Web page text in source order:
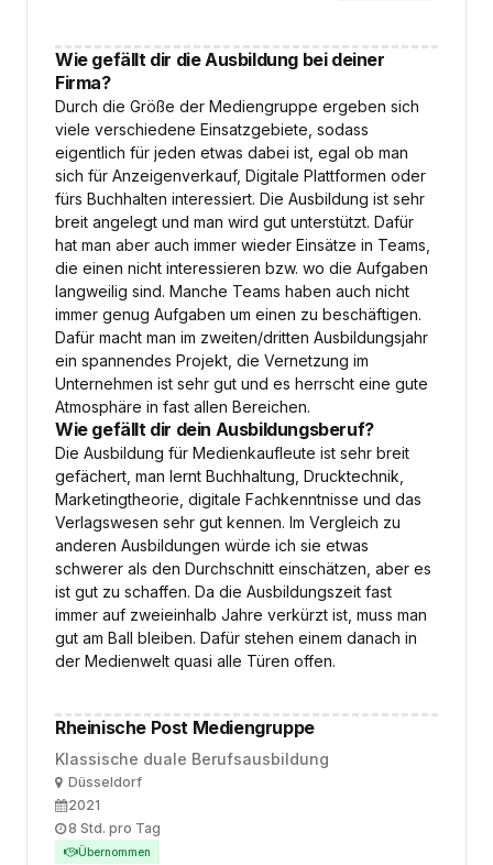
Wie gefällt dir die Ausbildung bei deiner
Firma?
Durch die Größe der Mediengruppe ergeben sich
viele verschiedene Einsatzgebiete, sodass
eigentlich für jeden etwas dabei ist, egal ob man
sich für Anzeigenverkauf, Digitale Plattformen oder
fürs Buchhalten interessiert. Die Ausbildung ist sehr
breit angelegt und man wird gut unterstützt. Dafür
hat man aber auch immer wieder Einsätze in Teams,
die einen nicht interessieren bzw. wo die Aufgaben
langweilig sind. Manche Teams haben auch nicht
immer genug Aufgaben um einen zu beschäftigen.
Dafür macht man im zweiten/dritten Ausbildungsjahr
ein spannendes Projekt, die Vernetzung im
Unternehmen ist sehr gut und es herrscht eine gute
Atmosphäre in fast allen Bereichen.
Wie gefällt dir dein Ausbildungsberuf?
Die Ausbildung für Medienkaufleute ist sehr breit
gefächert, man lernt Buchhaltung, Drucktechnik,
Marketingtheorie, digitale Fachkenntnisse und das
Verlagswesen sehr gut kennen. Im Vergleich zu
anderen Ausbildungen würde ich sie etwas
schwerer als den Durchschnitt einschätzen, aber es
ist gut zu schaffen. Da die Ausbildungszeit fast
immer auf zweieinhalb Jahre verkürzt ist, muss man
gut am Ball bleiben. Dafür stehen einem danach in
der Medienwelt quasi alle Türen offen.
Rheinische Post Mediengruppe
Klassische duale Berufsausbildung
OrtDüsseldorf
Ausbildungsbeginn
2021
Arbeitszeit
8 Std. pro Tag
Übernommen